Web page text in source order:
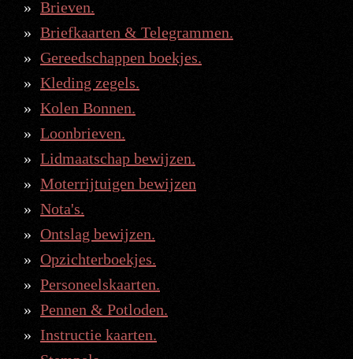
Brieven.
Briefkaarten & Telegrammen.
Gereedschappen boekjes.
Kleding zegels.
Kolen Bonnen.
Loonbrieven.
Lidmaatschap bewijzen.
Moterrijtuigen bewijzen
Nota's.
Ontslag bewijzen.
Opzichterboekjes.
Personeelskaarten.
Pennen & Potloden.
Instructie kaarten.